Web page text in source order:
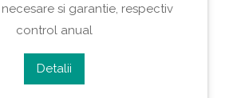
si garantie, respectiv
control anual
Detalii